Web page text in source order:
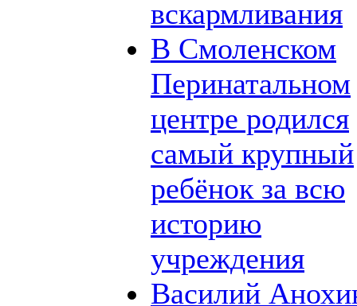
вскармливания
В Смоленском
Перинатальном
центре родился
самый крупный
ребёнок за всю
историю
учреждения
Василий